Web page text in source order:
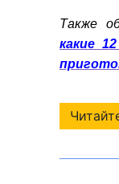
Также
какие